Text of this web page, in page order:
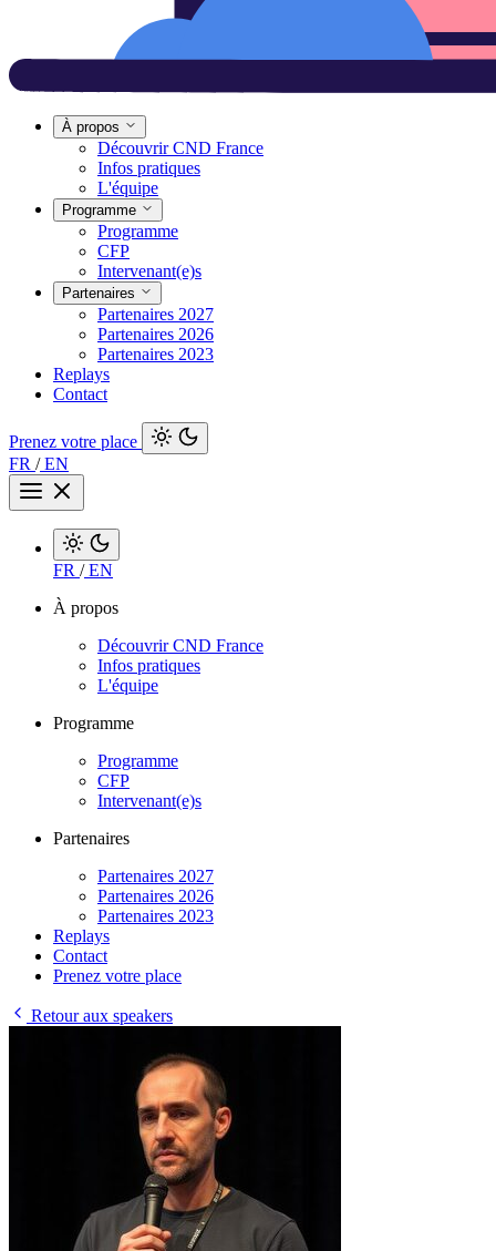
À propos
Découvrir CND France
Infos pratiques
L'équipe
Programme
Programme
CFP
Intervenant(e)s
Partenaires
Partenaires 2027
Partenaires 2026
Partenaires 2023
Replays
Contact
Prenez votre place
FR /EN
FR /EN
À propos
Découvrir CND France
Infos pratiques
L'équipe
Programme
Programme
CFP
Intervenant(e)s
Partenaires
Partenaires 2027
Partenaires 2026
Partenaires 2023
Replays
Contact
Prenez votre place
Retour aux speakers